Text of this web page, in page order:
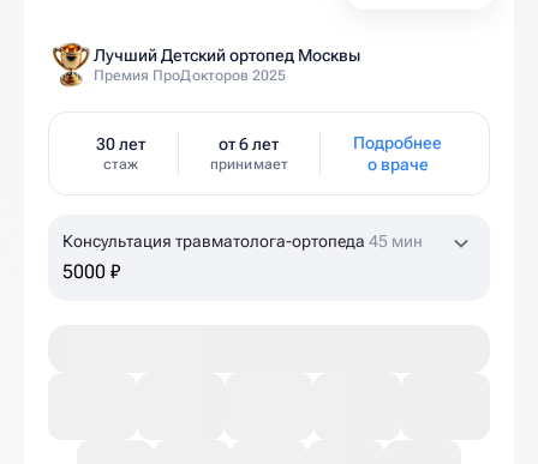
Лучший Детский ортопед Москвы
Премия ПроДокторов 2025
30 лет
стаж
от 6 лет
принимает
Подробнее
о враче
Консультация травматолога-ортопеда 45 мин
5000 ₽